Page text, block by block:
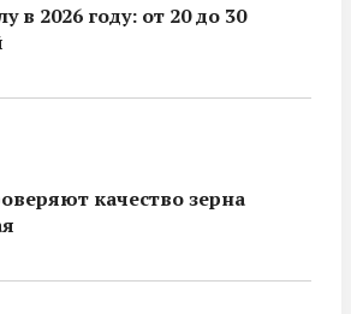
в 2026 году: от 20 до 30
качество зерна